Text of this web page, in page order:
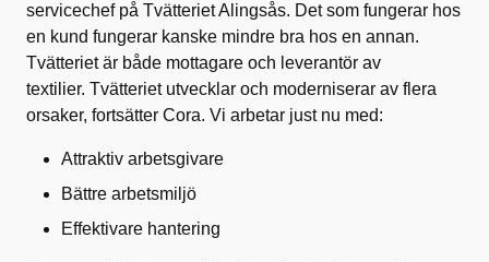
servicechef på Tvätteriet Alingsås. Det som fungerar hos
en kund fungerar kanske mindre bra hos en annan.
Tvätteriet är både mottagare och leverantör av
textilier. Tvätteriet utvecklar och moderniserar av flera
orsaker, fortsätter Cora. Vi arbetar just nu med:
Attraktiv arbetsgivare
Bättre arbetsmiljö
Effektivare hantering